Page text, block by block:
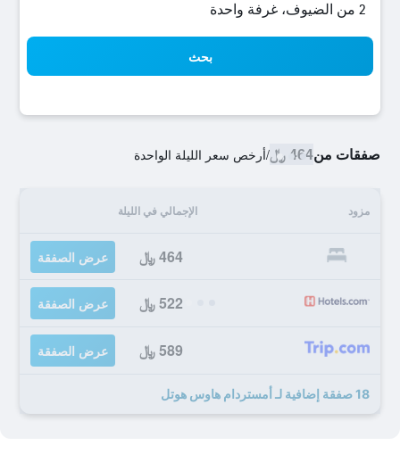
2 من الضيوف، غرفة واحدة
بحث
صفقات من464 ﷼ /أرخص سعر الليلة الواحدة
مزود الإجمالي في الليلة
464 ﷼ عرض الصفقة
522 ﷼ عرض الصفقة
589 ﷼ عرض الصفقة
18 صفقة إضافية لـ أمستردام هاوس هوتل